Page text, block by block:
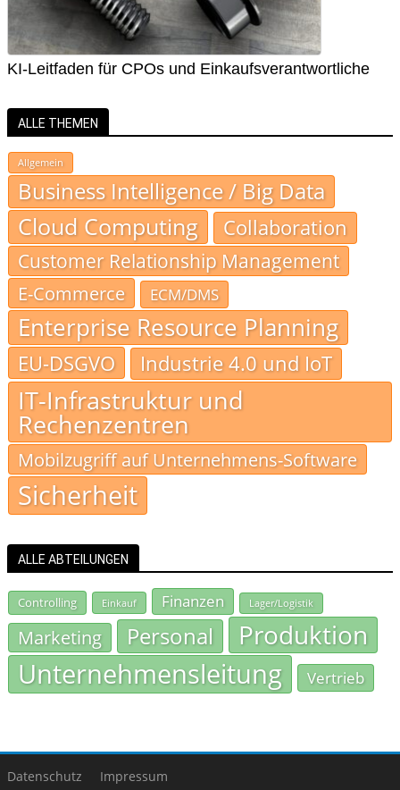
KI-Leitfaden für CPOs und Einkaufsverantwortliche
ALLE THEMEN
Allgemein
Business Intelligence / Big Data
Cloud Computing Collaboration
Customer Relationship Management
E-Commerce
ECM/DMS
Enterprise Resource Planning
EU-DSGVO Industrie 4.0 und IoT
IT-Infrastruktur und
Rechenzentren
Mobilzugriff auf Unternehmens-Software
Sicherheit
ALLE ABTEILUNGEN
Controlling Einkauf Finanzen Lager/Logistik
Marketing Personal Produktion
Unternehmensleitung Vertrieb
Datenschutz Impressum